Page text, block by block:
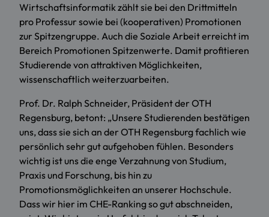
Wirtschaftsinformatik zählt sie bei den Drittmitteln
pro Professur sowie bei (kooperativen) Promotionen
zur Spitzengruppe. Auch die Soziale Arbeit erreicht im
Bereich Promotionen Spitzenwerte. Damit profitieren
Studierende von attraktiven Möglichkeiten,
wissenschaftlich weiterzuarbeiten.
Prof. Dr. Ralph Schneider, Präsident der OTH
Regensburg, betont: „Unsere Studierenden bestätigen
uns, dass sie sich an der OTH Regensburg fachlich wie
persönlich sehr gut aufgehoben fühlen. Besonders
wichtig ist uns die enge Verzahnung von Studium,
Praxis und Forschung, bis hin zu
Promotionsmöglichkeiten an unserer Hochschule.
Dass wir hier im CHE-Ranking so gut abschneiden,